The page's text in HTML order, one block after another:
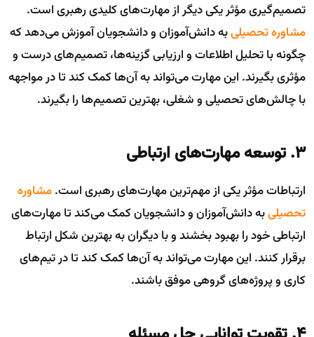
تصمیم‌گیری مؤثر یکی دیگر از مهارت‌های کلیدی رهبری است.
مشاوره تحصیلیبه دانش‌آموزان و دانشجویان آموزش می‌دهد که
چگونه با تحلیل اطلاعات و ارزیابی گزینه‌ها، تصمیم‌های درست و
مؤثری بگیرند. این مهارت می‌تواند به آن‌ها کمک کند تا در مواجهه
با چالش‌های تحصیلی و شغلی، بهترین تصمیم‌ها را بگیرند.
۳. توسعه مهارت‌های ارتباطی
ارتباطات مؤثر یکی از مهم‌ترین مهارت‌های رهبری است.مشاوره
تحصیلیبه دانش‌آموزان و دانشجویان کمک می‌کند تا مهارت‌های
ارتباطی خود را بهبود بخشند و با دیگران به بهترین شکل ارتباط
برقرار کنند. این مهارت می‌تواند به آن‌ها کمک کند تا در تیم‌های
کاری و پروژه‌های گروهی موفق باشند.